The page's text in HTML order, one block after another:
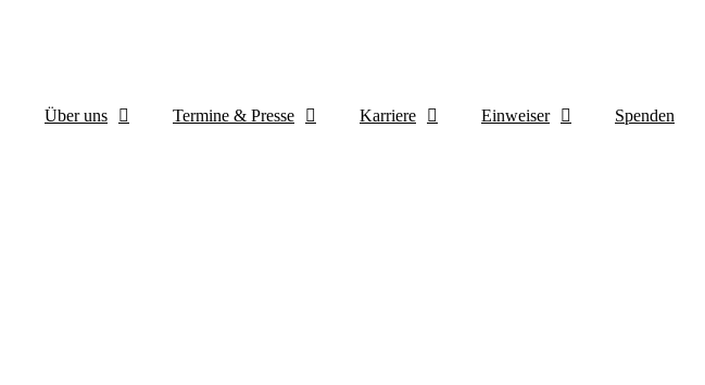
Über uns Termine & Presse Karriere Einweiser
Spenden